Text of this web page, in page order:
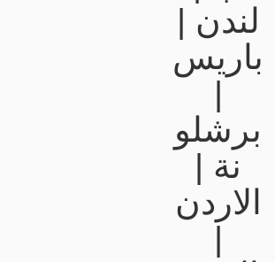
لندن |
باريس
|
برشلو
نة |
الاردن
|